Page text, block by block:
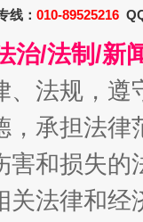
法
线： 010-89525216
治/法制/新
、法规，
，承担法
害和损失
关法律和